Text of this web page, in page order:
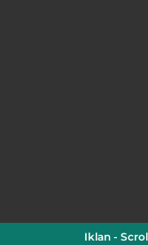
Iklan -